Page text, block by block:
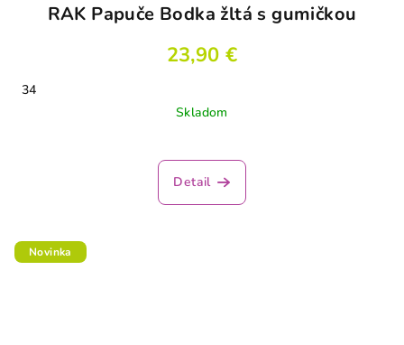
RAK Papuče Bodka žltá s gumičkou
23,90 €
34
Skladom
Detail
Novinka